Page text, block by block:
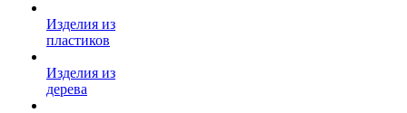
Изделия из
пластиков
Изделия из
дерева